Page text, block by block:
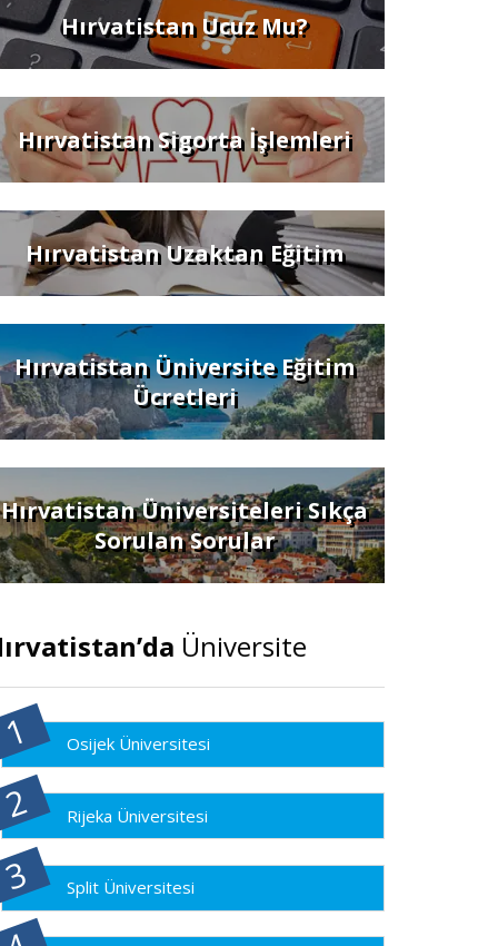
Hırvatistan Ucuz Mu?
Hırvatistan Sigorta İşlemleri
Hırvatistan Uzaktan Eğitim
Hırvatistan Üniversite Eğitim
Ücretleri
Hırvatistan Üniversiteleri Sıkça
Sorulan Sorular
Üniversite
Osijek Üniversitesi
Rijeka Üniversitesi
Split Üniversitesi